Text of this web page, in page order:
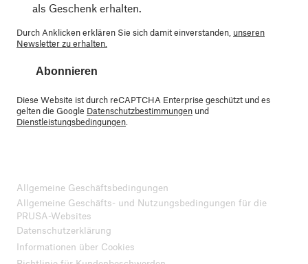
als Geschenk erhalten.
Durch Anklicken erklären Sie sich damit einverstanden, unseren
Newsletter zu erhalten.
Abonnieren
Diese Website ist durch reCAPTCHA Enterprise geschützt und es
gelten die Google Datenschutzbestimmungen und
Dienstleistungsbedingungen
Allgemeine Geschäftsbedingungen
Allgemeine Geschäfts- und Nutzungsbedingungen für die
PRUSA-Websites
Datenschutzerklärung
Informationen über Cookies